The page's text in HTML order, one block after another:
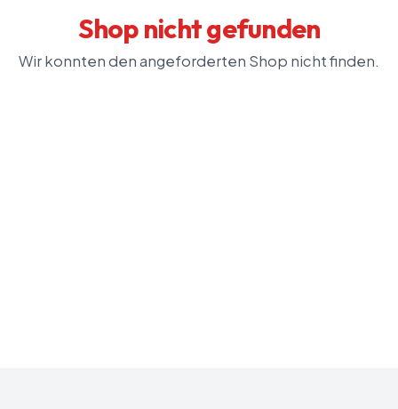
Shop nicht gefunden
Wir konnten den angeforderten Shop nicht finden.